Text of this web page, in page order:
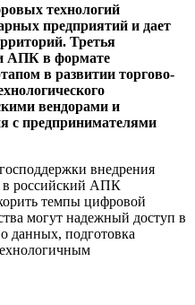
технологий
предприятий и дает
Третья
АПК в формате
в развитии торгово-
вендорами и
с предпринимателями
внедрения
в российский АПК
темпы цифровой
могут надежный доступ в
данных, подготовка